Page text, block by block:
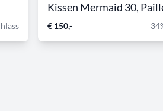
Kissen Mermaid 30,
€ 150,-